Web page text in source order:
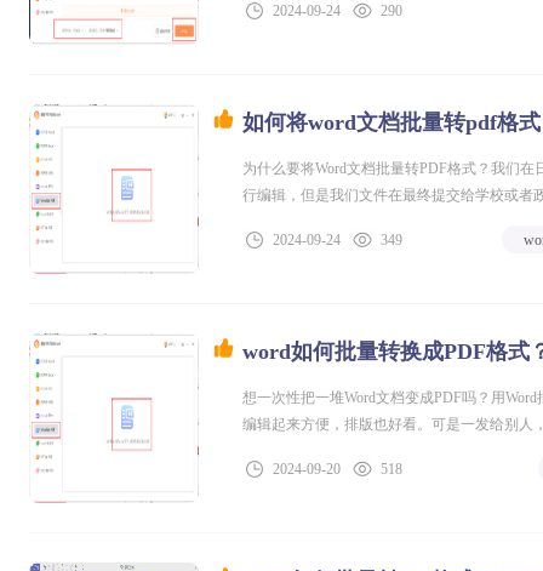
高效快捷，有同样问题的小伙伴就可以继续
2024-09-24 290
如何将word文档批量转pdf格
为什么要将Word文档批量转PDF格式？我们
行编辑，但是我们文件在最终提交给学校或者
转化就会非常的不方便了，接下来小编给大家
2024-09-24 349
word如何批量转换成PDF格式
想一次性把一堆Word文档变成PDF吗？用
编辑起来方便，排版也好看。可是一发给别人
2024-09-20
518